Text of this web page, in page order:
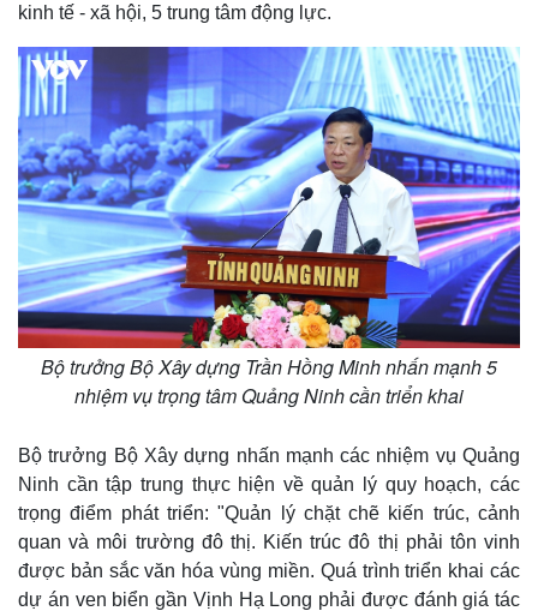
kinh tế - xã hội, 5 trung tâm động lực.
Bộ trưởng Bộ Xây dựng Trần Hồng Minh nhấn mạnh 5
nhiệm vụ trọng tâm Quảng Ninh cần triển khai
Bộ trưởng Bộ Xây dựng nhấn mạnh các nhiệm vụ Quảng
Ninh cần tập trung thực hiện về quản lý quy hoạch, các
trọng điểm phát triển: "Quản lý chặt chẽ kiến trúc, cảnh
quan và môi trường đô thị. Kiến trúc đô thị phải tôn vinh
được bản sắc văn hóa vùng miền. Quá trình triển khai các
dự án ven biển gần Vịnh Hạ Long phải được đánh giá tác